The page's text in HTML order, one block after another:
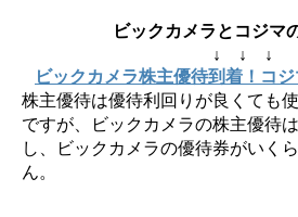
ビックカメラとコジマ
↓ ↓ ↓
ビックカメラ株主優待到着！コ
株主優待は優待利回りが良くても
ですが、ビックカメラの株主優待
し、ビックカメラの優待券がいく
ん。